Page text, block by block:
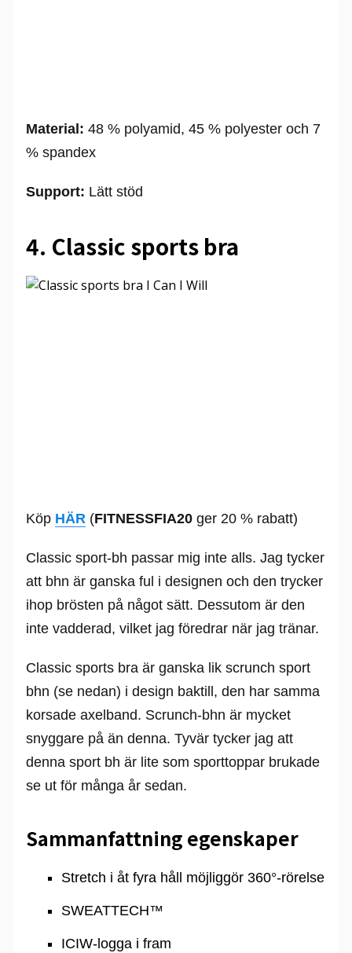
Material: 48 % polyamid, 45 % polyester och 7
% spandex
Support: Lätt stöd
4. Classic sports bra
Köp HÄR (FITNESSFIA20 ger 20 % rabatt)
Classic sport-bh passar mig inte alls. Jag tycker
att bhn är ganska ful i designen och den trycker
ihop brösten på något sätt. Dessutom är den
inte vadderad, vilket jag föredrar när jag tränar.
Classic sports bra är ganska lik scrunch sport
bhn (se nedan) i design baktill, den har samma
korsade axelband. Scrunch-bhn är mycket
snyggare på än denna. Tyvär tycker jag att
denna sport bh är lite som sporttoppar brukade
se ut för många år sedan.
Sammanfattning egenskaper
Stretch i åt fyra håll möjliggör 360°-rörelse
SWEATTECH™
ICIW-logga i fram